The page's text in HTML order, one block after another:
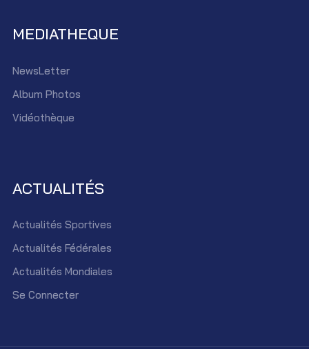
MEDIATHEQUE
NewsLetter
Album Photos
Vidéothèque
ACTUALITÉS
Actualités Sportives
Actualités Fédérales
Actualités Mondiales
Se Connecter